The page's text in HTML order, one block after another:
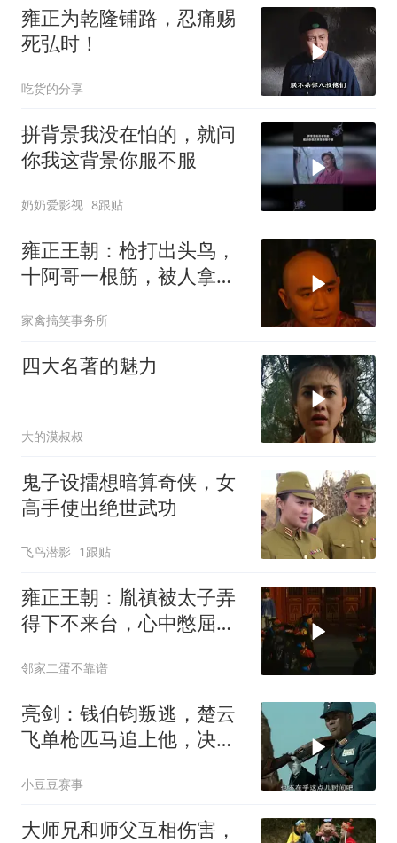
雍正为乾隆铺路，忍痛赐
死弘时！
吃货的分享
拼背景我没在怕的，就问
你我这背景你服不服
奶奶爱影视 8跟贴
雍正王朝：枪打出头鸟，
十阿哥一根筋，被人拿枪
家禽搞笑事务所
四大名著的魅力
大的漠叔叔
鬼子设擂想暗算奇侠，女
高手使出绝世武功
飞鸟潜影 1跟贴
雍正王朝：胤禛被太子弄
得下不来台，心中憋屈，
邻家二蛋不靠谱
亮剑：钱伯钧叛逃，楚云
飞单枪匹马追上他，决意
小豆豆赛事
大师兄和师父互相伤害，